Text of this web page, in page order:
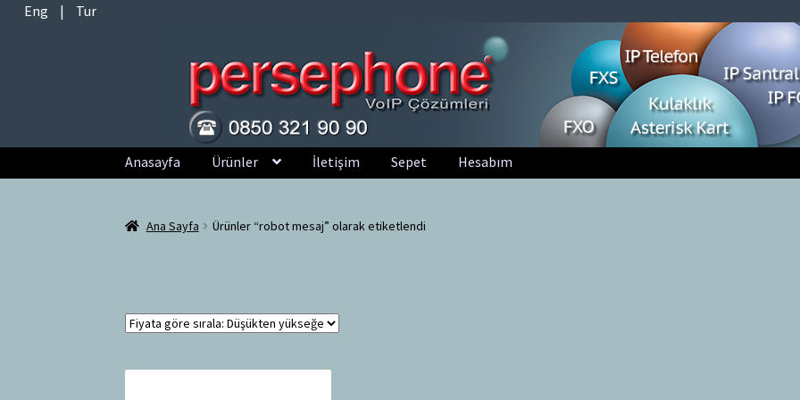
Eng | Tur
Dolaşıma
geç
İçeriğe
geç
Anasayfa Ürünler İletişim Sepet Hesabım
Ana Sayfa Ürünler “robot mesaj” olarak etiketlendi